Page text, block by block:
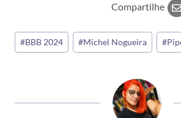
Compartilhe
Tags
do
#BBB 2024 #Michel Nogueira #